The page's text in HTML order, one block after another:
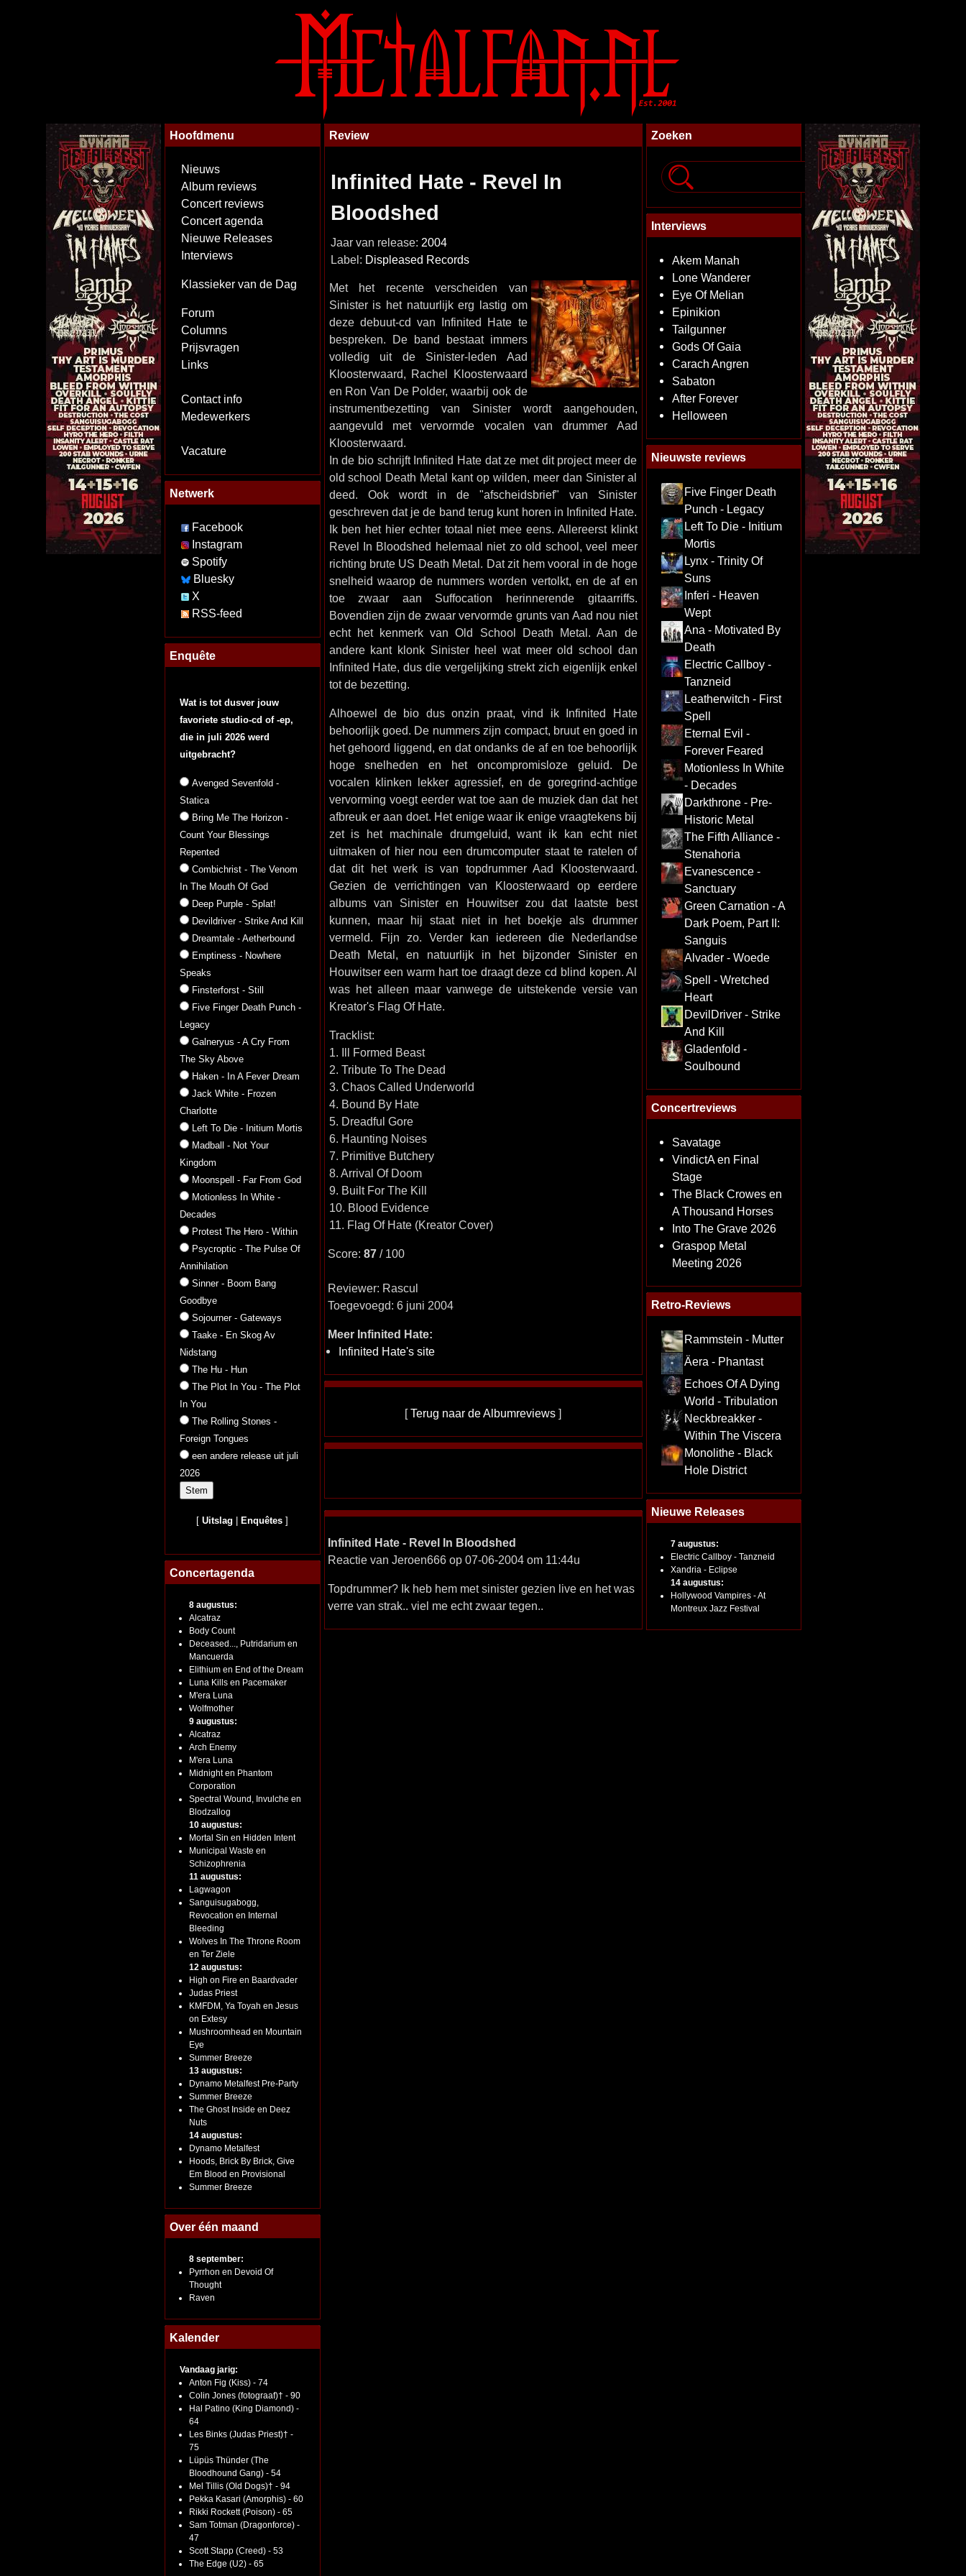
Hoofdmenu
Nieuws
Album reviews
Concert reviews
Concert agenda
Nieuwe Releases
Interviews
Klassieker van de Dag
Forum
Columns
Prijsvragen
Links
Contact info
Medewerkers
Vacature
Netwerk
Facebook
Instagram
Spotify
Bluesky
X
RSS-feed
Enquête
Wat is tot dusver jouw
favoriete studio-cd of -ep,
die in juli 2026 werd
uitgebracht?
Avenged Sevenfold -
Statica
Bring Me The Horizon -
Count Your Blessings
Repented
Combichrist - The Venom
In The Mouth Of God
Deep Purple - Splat!
Devildriver - Strike And Kill
Dreamtale - Aetherbound
Emptiness - Nowhere
Speaks
Finsterforst - Still
Five Finger Death Punch -
Legacy
Galneryus - A Cry From
The Sky Above
Haken - In A Fever Dream
Jack White - Frozen
Charlotte
Left To Die - Initium Mortis
Madball - Not Your
Kingdom
Moonspell - Far From God
Motionless In White -
Decades
Protest The Hero - Within
Psycroptic - The Pulse Of
Annihilation
Sinner - Boom Bang
Goodbye
Sojourner - Gateways
Taake - En Skog Av
Nidstang
The Hu - Hun
The Plot In You - The Plot
In You
The Rolling Stones -
Foreign Tongues
een andere release uit juli
2026
[Uitslag Enquêtes ]
Concertagenda
8 augustus:
Alcatraz
Body Count
Deceased..., Putridarium en
Mancuerda
Elithium en End of the Dream
Luna Kills en Pacemaker
M'era Luna
Wolfmother
9 augustus:
Alcatraz
Arch Enemy
M'era Luna
Midnight en Phantom
Corporation
Spectral Wound, Invulche en
Blodzallog
10 augustus:
Mortal Sin en Hidden Intent
Municipal Waste en
Schizophrenia
11 augustus:
Lagwagon
Sanguisugabogg,
Revocation en Internal
Bleeding
Wolves In The Throne Room
en Ter Ziele
12 augustus:
High on Fire en Baardvader
Judas Priest
KMFDM, Ya Toyah en Jesus
on Extesy
Mushroomhead en Mountain
Eye
Summer Breeze
13 augustus:
Dynamo Metalfest Pre-Party
Summer Breeze
The Ghost Inside en Deez
Nuts
14 augustus:
Dynamo Metalfest
Hoods, Brick By Brick, Give
Em Blood en Provisional
Summer Breeze
Over één maand
8 september:
Pyrrhon en Devoid Of
Thought
Raven
Kalender
Vandaag jarig:
Anton Fig (Kiss) - 74
Colin Jones (fotograaf)† - 90
Hal Patino (King Diamond) -
64
Les Binks (Judas Priest)† -
75
Lüpüs Thünder (The
Bloodhound Gang) - 54
Mel Tillis (Old Dogs)† - 94
Pekka Kasari (Amorphis) - 60
Rikki Rockett (Poison) - 65
Sam Totman (Dragonforce) -
47
Scott Stapp (Creed) - 53
The Edge (U2) - 65
Review
Infinited Hate - Revel In
Bloodshed
Jaar van release: 2004
Label: Displeased Records
Met het recente verscheiden van
Sinister is het natuurlijk erg lastig om
deze debuut-cd van Infinited Hate te
bespreken. De band bestaat immers
volledig uit de Sinister-leden Aad
Kloosterwaard, Rachel Kloosterwaard
en Ron Van De Polder, waarbij ook de
instrumentbezetting van Sinister wordt aangehouden,
aangevuld met vervormde vocalen van drummer Aad
Kloosterwaard.
In de bio schrijft Infinited Hate dat ze met dit project meer de
old school Death Metal kant op wilden, meer dan Sinister al
deed. Ook wordt in de "afscheidsbrief" van Sinister
geschreven dat je de band terug kunt horen in Infinited Hate.
Ik ben het hier echter totaal niet mee eens. Allereerst klinkt
Revel In Bloodshed helemaal niet zo old school, veel meer
richting brute US Death Metal. Dat zit hem vooral in de hoge
snelheid waarop de nummers worden vertolkt, en de af en
toe zwaar aan Suffocation herinnerende gitaarriffs.
Bovendien zijn de zwaar vervormde grunts van Aad nou niet
echt het kenmerk van Old School Death Metal. Aan de
andere kant klonk Sinister heel wat meer old school dan
Infinited Hate, dus die vergelijking strekt zich eigenlijk enkel
tot de bezetting.
Alhoewel de bio dus onzin praat, vind ik Infinited Hate
behoorlijk goed. De nummers zijn compact, bruut en goed in
het gehoord liggend, en dat ondanks de af en toe behoorlijk
hoge snelheden en het oncompromisloze geluid. De
vocalen klinken lekker agressief, en de goregrind-achtige
vervorming voegt eerder wat toe aan de muziek dan dat het
afbreuk er aan doet. Het enige waar ik enige vraagtekens bij
zet is het machinale drumgeluid, want ik kan echt niet
uitmaken of hier nou een drumcomputer staat te ratelen of
dat dit het werk is van topdrummer Aad Kloosterwaard.
Gezien de verrichtingen van Kloosterwaard op eerdere
albums van Sinister en Houwitser zou dat laatste best
kunnen, maar hij staat niet in het boekje als drummer
vermeld. Fijn zo. Verder kan iedereen die Nederlandse
Death Metal, en natuurlijk in het bijzonder Sinister en
Houwitser een warm hart toe draagt deze cd blind kopen. Al
was het alleen maar vanwege de uitstekende versie van
Kreator's Flag Of Hate.
Tracklist:
1. Ill Formed Beast
2. Tribute To The Dead
3. Chaos Called Underworld
4. Bound By Hate
5. Dreadful Gore
6. Haunting Noises
7. Primitive Butchery
8. Arrival Of Doom
9. Built For The Kill
10. Blood Evidence
11. Flag Of Hate (Kreator Cover)
Score: 87/ 100
Reviewer: Rascul
Toegevoegd: 6 juni 2004
Meer Infinited Hate:
Infinited Hate's site
[Terug naar de Albumreviews ]
Infinited Hate - Revel In Bloodshed
Reactie van Jeroen666 op 07-06-2004 om 11:44u
Topdrummer? Ik heb hem met sinister gezien live en het was
verre van strak.. viel me echt zwaar tegen..
Zoeken
Interviews
Akem Manah
Lone Wanderer
Eye Of Melian
Epinikion
Tailgunner
Gods Of Gaia
Carach Angren
Sabaton
After Forever
Helloween
Nieuwste reviews
Five Finger Death
Punch - Legacy
Left To Die - Initium
Mortis
Lynx - Trinity Of
Suns
Inferi - Heaven
Wept
Ana - Motivated By
Death
Electric Callboy -
Tanzneid
Leatherwitch - First
Spell
Eternal Evil -
Forever Feared
Motionless In White
- Decades
Darkthrone - Pre-
Historic Metal
The Fifth Alliance -
Stenahoria
Evanescence -
Sanctuary
Green Carnation - A
Dark Poem, Part II:
Sanguis
Alvader - Woede
Spell - Wretched
Heart
DevilDriver - Strike
And Kill
Gladenfold -
Soulbound
Concertreviews
Savatage
VindictA en Final
Stage
The Black Crowes en
A Thousand Horses
Into The Grave 2026
Graspop Metal
Meeting 2026
Retro-Reviews
Rammstein - Mutter
Äera - Phantast
Echoes Of A Dying
World - Tribulation
Neckbreakker -
Within The Viscera
Monolithe - Black
Hole District
Nieuwe Releases
7 augustus:
Electric Callboy - Tanzneid
Xandria - Eclipse
14 augustus:
Hollywood Vampires - At
Montreux Jazz Festival